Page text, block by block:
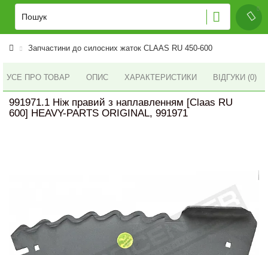
Запчастини до силосних жаток CLAAS RU 450-600
УСЕ ПРО ТОВАР ОПИС ХАРАКТЕРИСТИКИ ВІДГУКИ (0)
991971.1 Ніж правий з наплавленням [Claas RU
600] HEAVY-PARTS ORIGINAL, 991971